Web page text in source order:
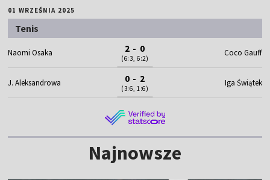
01 WRZEŚNIA 2025
Tenis
Naomi Osaka 2 - 0
(6:3, 6:2)
Coco Gauff
J. Aleksandrowa 0 - 2
(3:6, 1:6)
Iga Świątek
Najnowsze